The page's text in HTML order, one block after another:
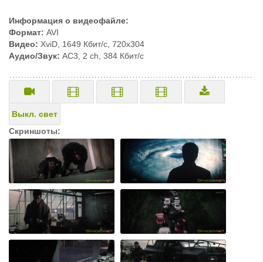
Информация о видеофайле:
Формат: AVI
Видео: XviD, 1649 Кбит/с, 720x304
Аудио/Звук: AC3, 2 ch, 384 Кбит/с
Выкл. свет
Скриншоты: